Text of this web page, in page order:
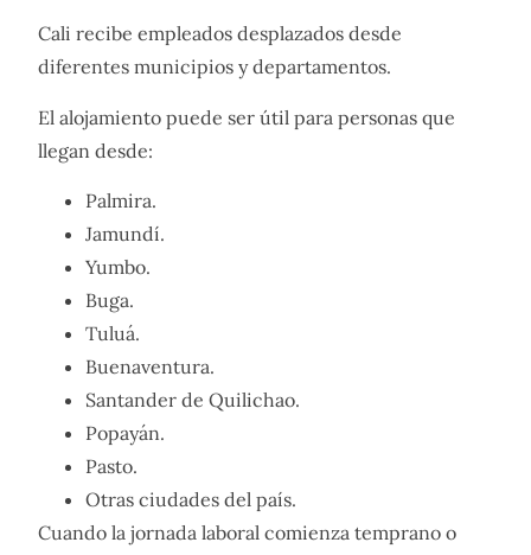
Cali recibe empleados desplazados desde
diferentes municipios y departamentos.
El alojamiento puede ser útil para personas que
llegan desde:
Palmira.
Jamundí.
Yumbo.
Buga.
Tuluá.
Buenaventura.
Santander de Quilichao.
Popayán.
Pasto.
Otras ciudades del país.
Cuando la jornada laboral comienza temprano o